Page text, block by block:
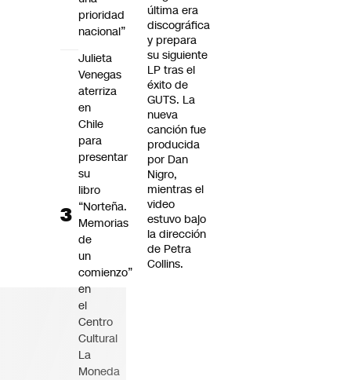
última era
discográfica
y prepara
su siguiente
LP tras el
éxito de
GUTS. La
nueva
canción fue
producida
por Dan
Nigro,
mientras el
video
estuvo bajo
la dirección
de Petra
Collins.
prioridad
nacional”
Julieta
Venegas
aterriza
en
Chile
para
presentar
su
libro
“Norteña.
Memorias
de
un
comienzo”
en
el
Centro
Cultural
La
Moneda